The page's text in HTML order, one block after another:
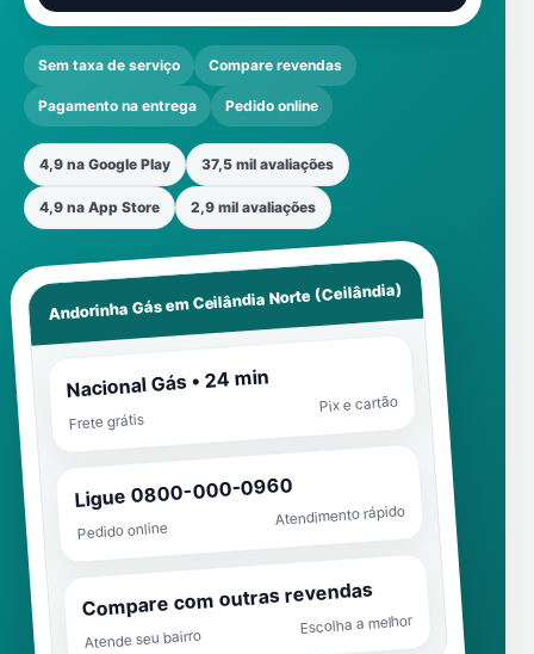
Sem taxa de serviço Compare revendas
Pagamento na entrega Pedido online
4,9 na Google Play 37,5 mil avaliações
4,9 na App Store 2,9 mil avaliações
Andorinha Gás emCeilândia Norte (Ceilândia)
Nacional Gás • 24 min
Frete grátis
Pix e cartão
Ligue 0800-000-0960
Pedido online
Atendimento rápido
Compare com outras revendas
Atende seu bairro
Escolha a melhor